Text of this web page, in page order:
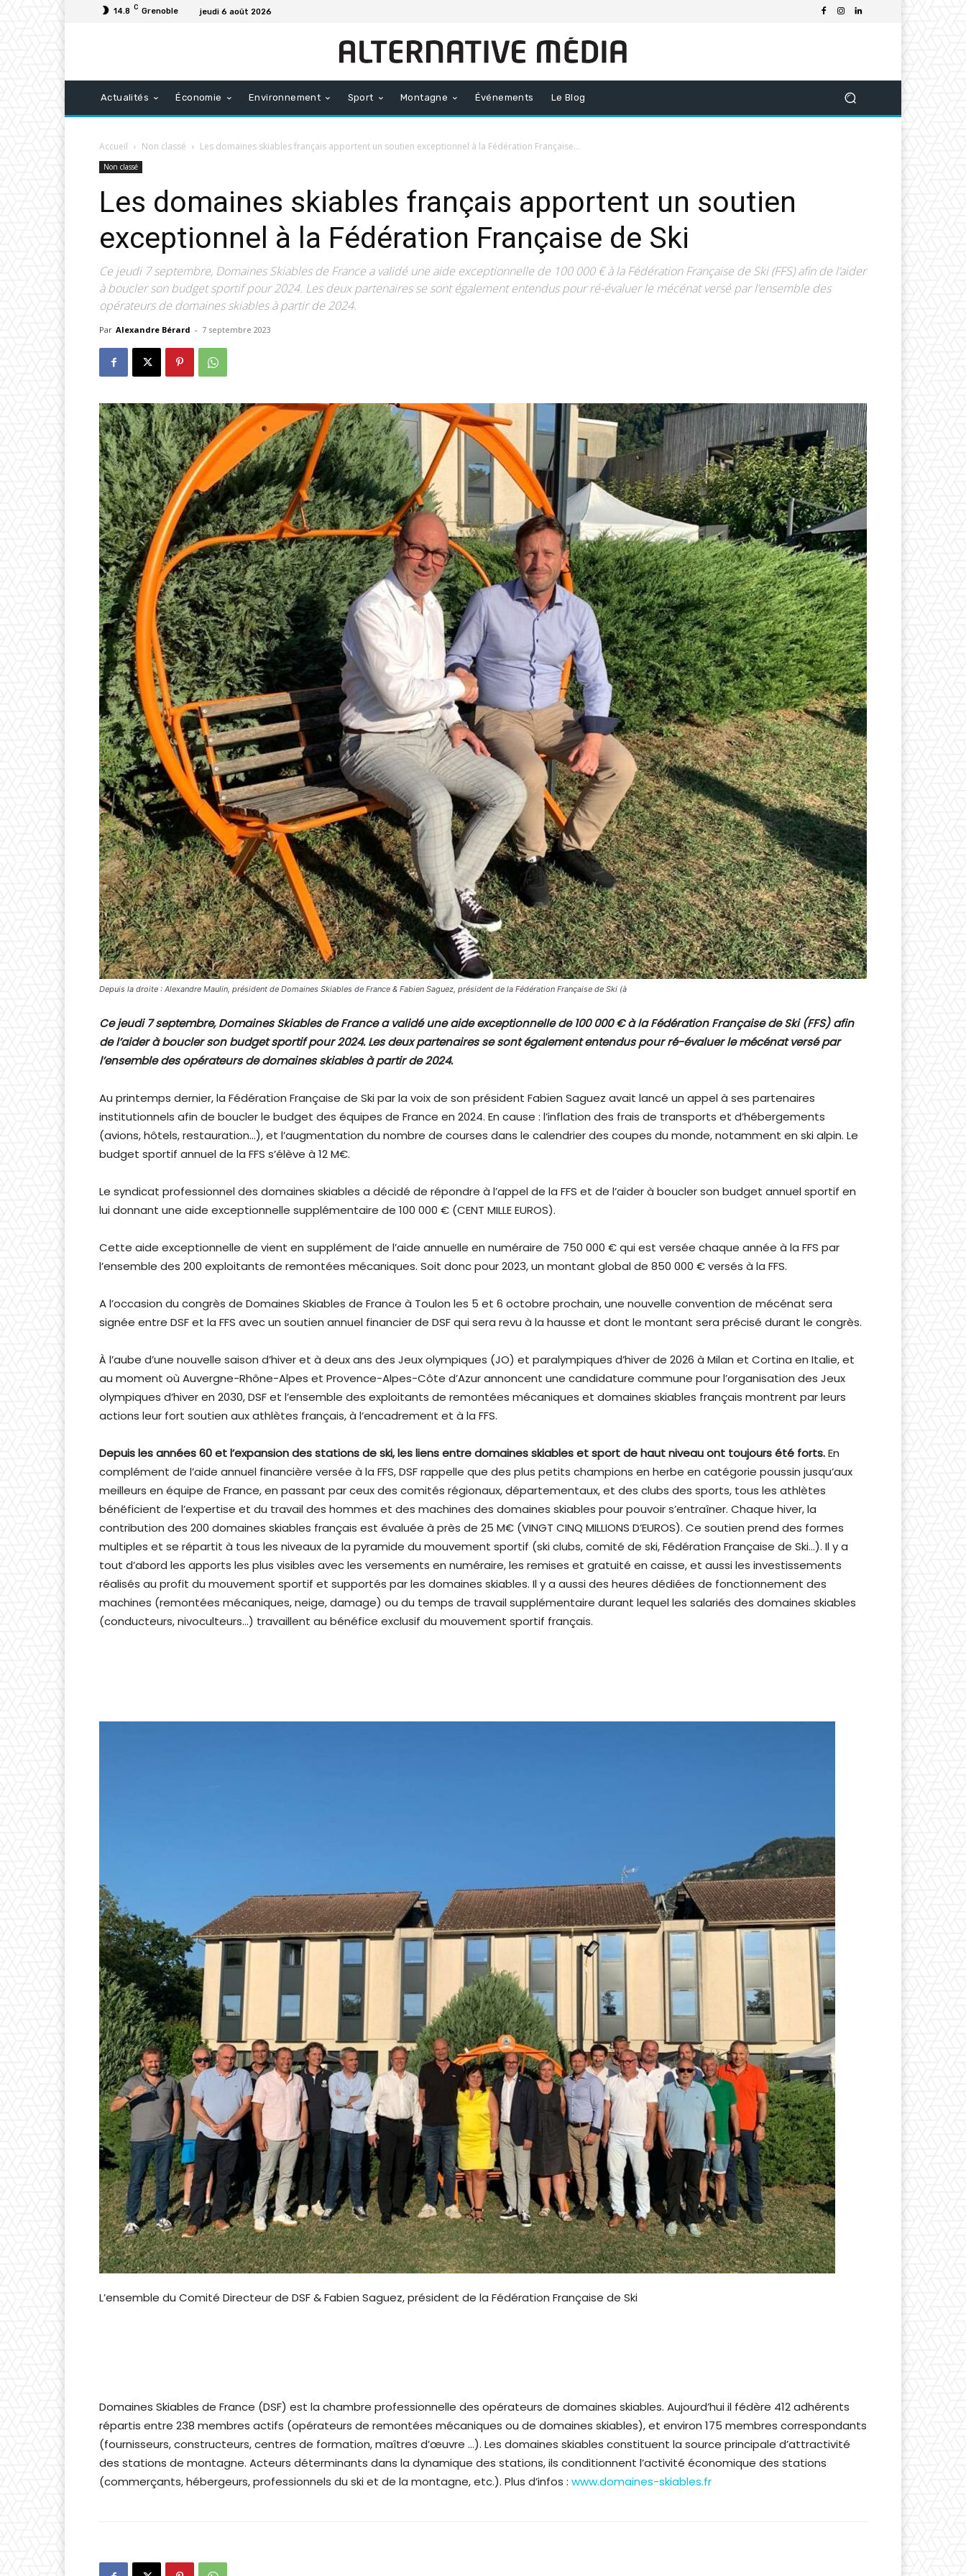
14.8 C Grenoble jeudi 6 août 2026
Actualités Économie Environnement Sport Montagne Événements Le Blog
Accueil Non classé Les domaines skiables français apportent un soutien exceptionnel à la Fédération Française...
Non classé
Les domaines skiables français apportent un soutien
exceptionnel à la Fédération Française de Ski
Ce jeudi 7 septembre, Domaines Skiables de France a validé une aide exceptionnelle de 100 000 € à la Fédération Française de Ski (FFS) afin de l’aider
à boucler son budget sportif pour 2024. Les deux partenaires se sont également entendus pour ré-évaluer le mécénat versé par l’ensemble des
opérateurs de domaines skiables à partir de 2024.
Par Alexandre Bérard - 7 septembre 2023
Depuis la droite : Alexandre Maulin, président de Domaines Skiables de France & Fabien Saguez, président de la Fédération Française de Ski (à
Ce jeudi 7 septembre, Domaines Skiables de France a validé une aide exceptionnelle de 100 000 € à la Fédération Française de Ski (FFS) afin
de l’aider à boucler son budget sportif pour 2024. Les deux partenaires se sont également entendus pour ré-évaluer le mécénat versé par
l’ensemble des opérateurs de domaines skiables à partir de 2024.
Au printemps dernier, la Fédération Française de Ski par la voix de son président Fabien Saguez avait lancé un appel à ses partenaires
institutionnels afin de boucler le budget des équipes de France en 2024. En cause : l’inflation des frais de transports et d’hébergements
(avions, hôtels, restauration…), et l’augmentation du nombre de courses dans le calendrier des coupes du monde, notamment en ski alpin. Le
budget sportif annuel de la FFS s’élève à 12 M€.
Le syndicat professionnel des domaines skiables a décidé de répondre à l’appel de la FFS et de l’aider à boucler son budget annuel sportif en
lui donnant une aide exceptionnelle supplémentaire de 100 000 € (CENT MILLE EUROS).
Cette aide exceptionnelle de vient en supplément de l’aide annuelle en numéraire de 750 000 € qui est versée chaque année à la FFS par
l’ensemble des 200 exploitants de remontées mécaniques. Soit donc pour 2023, un montant global de 850 000 € versés à la FFS.
A l’occasion du congrès de Domaines Skiables de France à Toulon les 5 et 6 octobre prochain, une nouvelle convention de mécénat sera
signée entre DSF et la FFS avec un soutien annuel financier de DSF qui sera revu à la hausse et dont le montant sera précisé durant le congrès.
À l’aube d’une nouvelle saison d’hiver et à deux ans des Jeux olympiques (JO) et paralympiques d’hiver de 2026 à Milan et Cortina en Italie, et
au moment où Auvergne-Rhône-Alpes et Provence-Alpes-Côte d’Azur annoncent une candidature commune pour l’organisation des Jeux
olympiques d’hiver en 2030, DSF et l’ensemble des exploitants de remontées mécaniques et domaines skiables français montrent par leurs
actions leur fort soutien aux athlètes français, à l‘encadrement et à la FFS.
Depuis les années 60 et l’expansion des stations de ski, les liens entre domaines skiables et sport de haut niveau ont toujours été forts.En
complément de l’aide annuel financière versée à la FFS, DSF rappelle que des plus petits champions en herbe en catégorie poussin jusqu’aux
meilleurs en équipe de France, en passant par ceux des comités régionaux, départementaux, et des clubs des sports, tous les athlètes
bénéficient de l’expertise et du travail des hommes et des machines des domaines skiables pour pouvoir s’entraîner. Chaque hiver, la
contribution des 200 domaines skiables français est évaluée à près de 25 M€ (VINGT CINQ MILLIONS D’EUROS). Ce soutien prend des formes
multiples et se répartit à tous les niveaux de la pyramide du mouvement sportif (ski clubs, comité de ski, Fédération Française de Ski…). Il y a
tout d’abord les apports les plus visibles avec les versements en numéraire, les remises et gratuité en caisse, et aussi les investissements
réalisés au profit du mouvement sportif et supportés par les domaines skiables. Il y a aussi des heures dédiées de fonctionnement des
machines (remontées mécaniques, neige, damage) ou du temps de travail supplémentaire durant lequel les salariés des domaines skiables
(conducteurs, nivoculteurs…) travaillent au bénéfice exclusif du mouvement sportif français.
L’ensemble du Comité Directeur de DSF & Fabien Saguez, président de la Fédération Française de Ski
Domaines Skiables de France (DSF) est la chambre professionnelle des opérateurs de domaines skiables. Aujourd’hui il fédère 412 adhérents
répartis entre 238 membres actifs (opérateurs de remontées mécaniques ou de domaines skiables), et environ 175 membres correspondants
(fournisseurs, constructeurs, centres de formation, maîtres d’œuvre …). Les domaines skiables constituent la source principale d’attractivité
des stations de montagne. Acteurs déterminants dans la dynamique des stations, ils conditionnent l’activité économique des stations
(commerçants, hébergeurs, professionnels du ski et de la montagne, etc.). Plus d’infos : www.domaines-skiables.fr